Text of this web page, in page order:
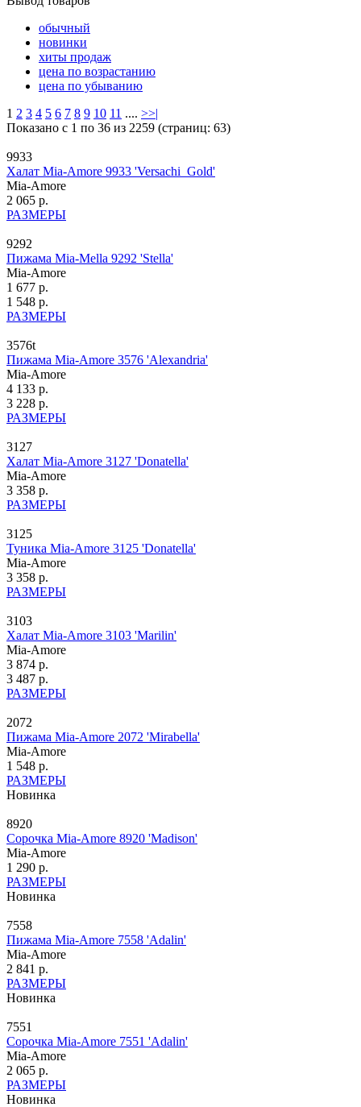
обычный
новинки
хиты продаж
цена по возрастанию
цена по убыванию
1 2 3 4 5 6 7 8 9 10 11 .... >>|
Показано с 1 по 36 из 2259 (страниц: 63)
9933
Халат Mia-Amore 9933 'Versachi_Gold'
Mia-Amore
2 065 р.
РАЗМЕРЫ
9292
Пижама Mia-Mella 9292 'Stella'
Mia-Amore
1 677 р.
1 548 р.
РАЗМЕРЫ
3576t
Пижама Mia-Amore 3576 'Alexandria'
Mia-Amore
4 133 р.
3 228 р.
РАЗМЕРЫ
3127
Халат Mia-Amore 3127 'Donatella'
Mia-Amore
3 358 р.
РАЗМЕРЫ
3125
Туника Mia-Amore 3125 'Donatella'
Mia-Amore
3 358 р.
РАЗМЕРЫ
3103
Халат Mia-Amore 3103 'Marilin'
Mia-Amore
3 874 р.
3 487 р.
РАЗМЕРЫ
2072
Пижама Mia-Amore 2072 'Mirabella'
Mia-Amore
1 548 р.
РАЗМЕРЫ
Новинка
8920
Сорочка Mia-Amore 8920 'Madison'
Mia-Amore
1 290 р.
РАЗМЕРЫ
Новинка
7558
Пижама Mia-Amore 7558 'Adalin'
Mia-Amore
2 841 р.
РАЗМЕРЫ
Новинка
7551
Сорочка Mia-Amore 7551 'Adalin'
Mia-Amore
2 065 р.
РАЗМЕРЫ
Новинка